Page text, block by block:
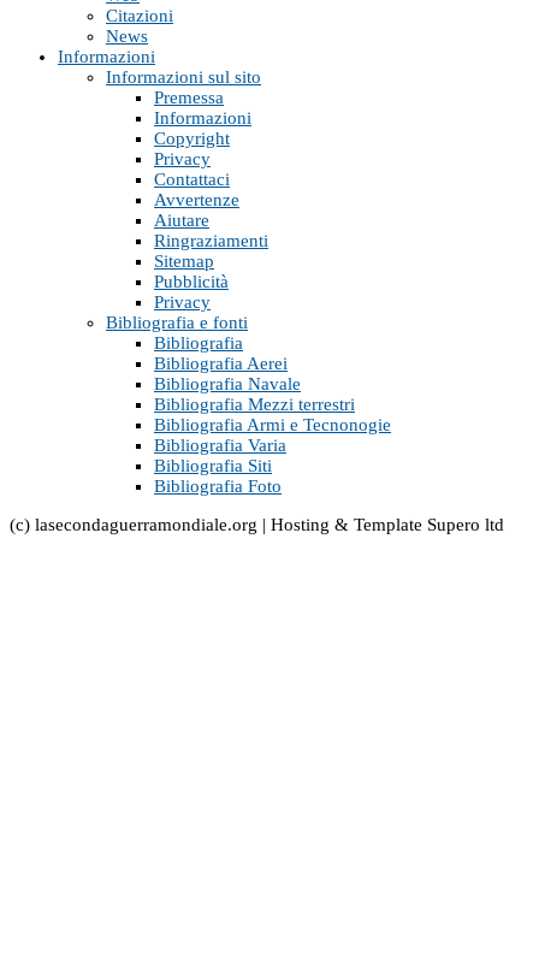
Citazioni
News
Informazioni
Informazioni sul sito
Premessa
Informazioni
Copyright
Privacy
Contattaci
Avvertenze
Aiutare
Ringraziamenti
Sitemap
Pubblicità
Privacy
Bibliografia e fonti
Bibliografia
Bibliografia Aerei
Bibliografia Navale
Bibliografia Mezzi terrestri
Bibliografia Armi e Tecnonogie
Bibliografia Varia
Bibliografia Siti
Bibliografia Foto
(c) lasecondaguerramondiale.org | Hosting & Template Supero ltd